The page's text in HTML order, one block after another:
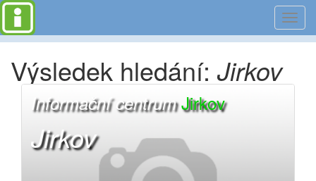
Výsledek hledání: Jirkov
Informační centrumJirkov
Jirkov